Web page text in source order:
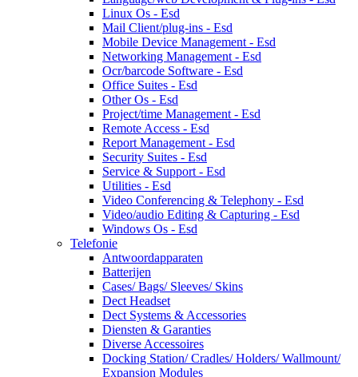
Linux Os - Esd
Mail Client/plug-ins - Esd
Mobile Device Management - Esd
Networking Management - Esd
Ocr/barcode Software - Esd
Office Suites - Esd
Other Os - Esd
Project/time Management - Esd
Remote Access - Esd
Report Management - Esd
Security Suites - Esd
Service & Support - Esd
Utilities - Esd
Video Conferencing & Telephony - Esd
Video/audio Editing & Capturing - Esd
Windows Os - Esd
Telefonie
Antwoordapparaten
Batterijen
Cases/ Bags/ Sleeves/ Skins
Dect Headset
Dect Systems & Accessories
Diensten & Garanties
Diverse Accessoires
Docking Station/ Cradles/ Holders/ Wallmount/
Expansion Modules